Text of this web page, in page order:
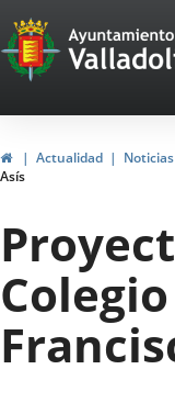
Portal
Web
del
de
Valladolid
HomeActualidad Noticias
Asís